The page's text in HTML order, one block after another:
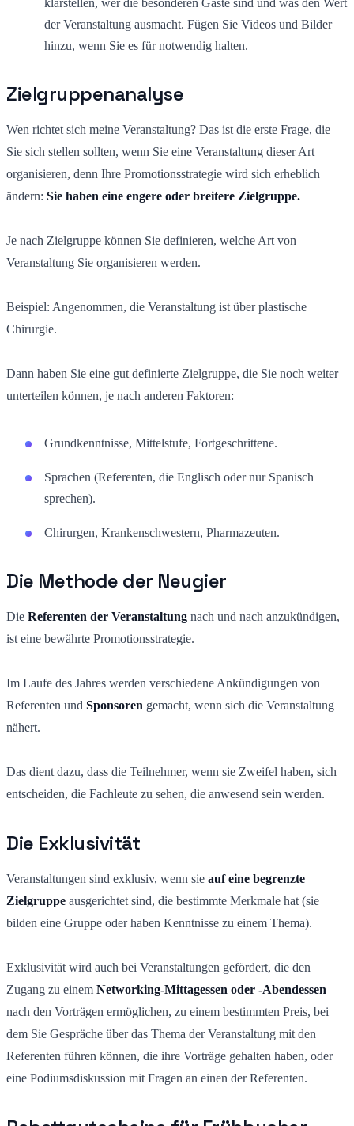
klarstellen, wer die besonderen Gäste sind und was den Wert
der Veranstaltung ausmacht. Fügen Sie Videos und Bilder
hinzu, wenn Sie es für notwendig halten.
Zielgruppenanalyse
Wen richtet sich meine Veranstaltung? Das ist die erste Frage, die
Sie sich stellen sollten, wenn Sie eine Veranstaltung dieser Art
organisieren, denn Ihre Promotionsstrategie wird sich erheblich
ändern: Sie haben eine engere oder breitere Zielgruppe.
Je nach Zielgruppe können Sie definieren, welche Art von
Veranstaltung Sie organisieren werden.
Beispiel: Angenommen, die Veranstaltung ist über plastische
Chirurgie.
Dann haben Sie eine gut definierte Zielgruppe, die Sie noch weiter
unterteilen können, je nach anderen Faktoren:
Grundkenntnisse, Mittelstufe, Fortgeschrittene.
Sprachen (Referenten, die Englisch oder nur Spanisch
sprechen).
Chirurgen, Krankenschwestern, Pharmazeuten.
Die Methode der Neugier
Die Referenten der Veranstaltung nach und nach anzukündigen,
ist eine bewährte Promotionsstrategie.
Im Laufe des Jahres werden verschiedene Ankündigungen von
Referenten und Sponsoren gemacht, wenn sich die Veranstaltung
nähert.
Das dient dazu, dass die Teilnehmer, wenn sie Zweifel haben, sich
entscheiden, die Fachleute zu sehen, die anwesend sein werden.
Die Exklusivität
Veranstaltungen sind exklusiv, wenn sie auf eine begrenzte
Zielgruppe ausgerichtet sind, die bestimmte Merkmale hat (sie
bilden eine Gruppe oder haben Kenntnisse zu einem Thema).
Exklusivität wird auch bei Veranstaltungen gefördert, die den
Zugang zu einem Networking-Mittagessen oder -Abendessen
nach den Vorträgen ermöglichen, zu einem bestimmten Preis, bei
dem Sie Gespräche über das Thema der Veranstaltung mit den
Referenten führen können, die ihre Vorträge gehalten haben, oder
eine Podiumsdiskussion mit Fragen an einen der Referenten.